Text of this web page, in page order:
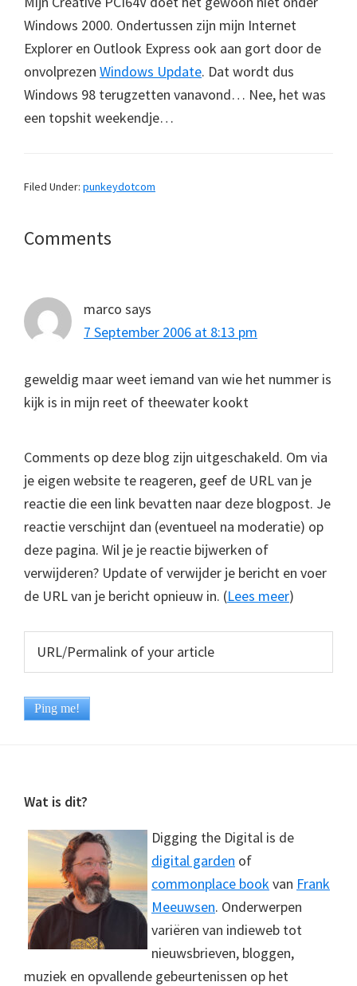
Windows 2000. Ondertussen zijn mijn Internet
Explorer en Outlook Express ook aan gort door de
onvolprezen Windows Update. Dat wordt dus
Windows 98 terugzetten vanavond… Nee, het was
een topshit weekendje…
Filed Under: punkeydotcom
Reader
Comments
marco says
7 September 2006 at 8:13 pm
geweldig maar weet iemand van wie het nummer is
kijk is in mijn reet of theewater kookt
Comments op deze blog zijn uitgeschakeld. Om via
je eigen website te reageren, geef de URL van je
reactie die een link bevatten naar deze blogpost. Je
reactie verschijnt dan (eventueel na moderatie) op
deze pagina. Wil je je reactie bijwerken of
verwijderen? Update of verwijder je bericht en voer
de URL van je bericht opnieuw in. (Lees meer)
Footer
Wat is dit?
Digging the Digital is de
digital garden of
commonplace bookvan Frank
Meeuwsen. Onderwerpen
variëren van indieweb tot
nieuwsbrieven, bloggen,
muziek en opvallende gebeurtenissen op het